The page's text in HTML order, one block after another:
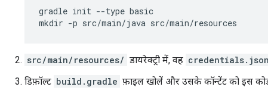
gradle init --type basic
src/main/resources/ डायरेक्ट्री में, वह credentials.json
डिफ़ॉल्ट build.gradle फ़ाइल खोलें और उसके कॉन्टेंट को इस